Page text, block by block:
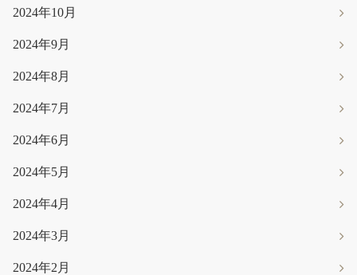
2024年10月
2024年9月
2024年8月
2024年7月
2024年6月
2024年5月
2024年4月
2024年3月
2024年2月